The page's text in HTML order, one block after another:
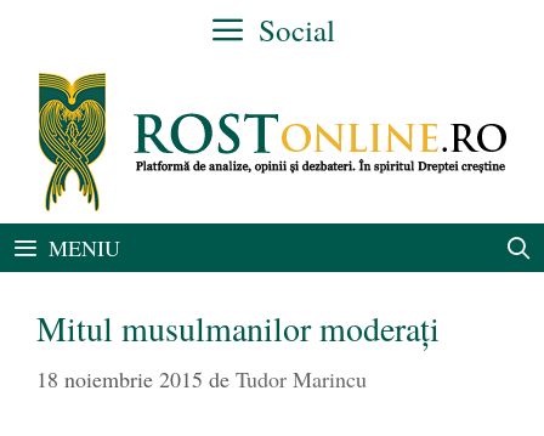
conținut
Social
MENIU
Mitul musulmanilor moderați
18 noiembrie 2015 de Tudor Marincu